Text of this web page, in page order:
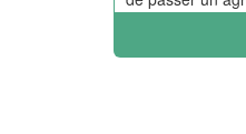
découverte de